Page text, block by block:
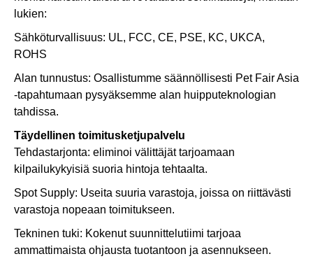
lukien:
Sähköturvallisuus: UL, FCC, CE, PSE, KC, UKCA,
ROHS
Alan tunnustus: Osallistumme säännöllisesti Pet Fair Asia
-tapahtumaan pysyäksemme alan huipputeknologian
tahdissa.
Täydellinen toimitusketjupalvelu
Tehdastarjonta: eliminoi välittäjät tarjoamaan
kilpailukykyisiä suoria hintoja tehtaalta.
Spot Supply: Useita suuria varastoja, joissa on riittävästi
varastoja nopeaan toimitukseen.
Tekninen tuki: Kokenut suunnittelutiimi tarjoaa
ammattimaista ohjausta tuotantoon ja asennukseen.